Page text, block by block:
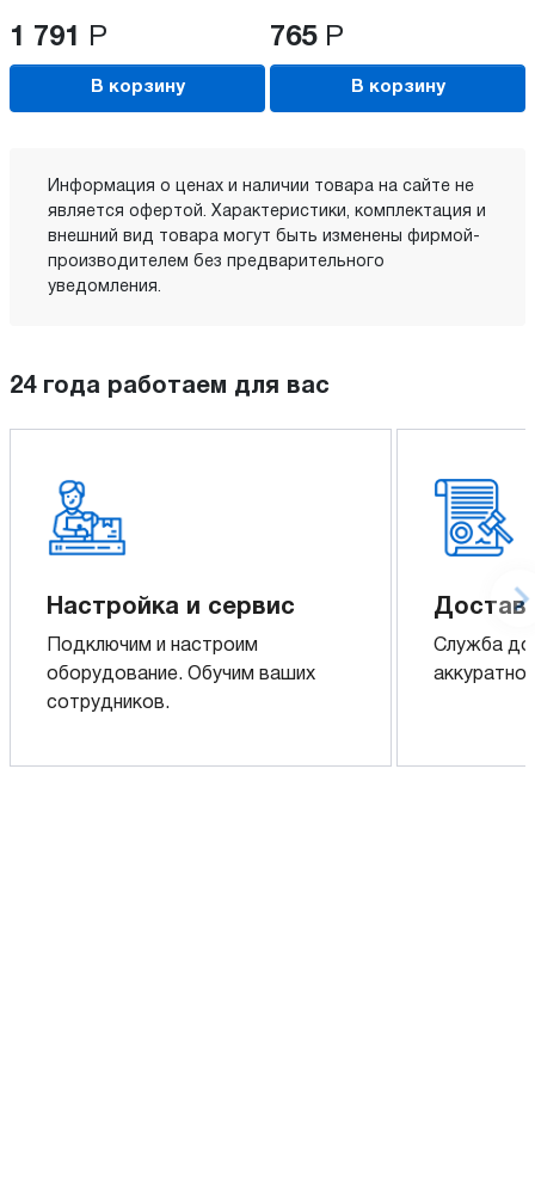
1 791 Р
В корзину
765 Р
В корзину
Информация о ценах и наличии товара на сайте не
является офертой. Характеристики, комплектация и
внешний вид товара могут быть изменены фирмой-
производителем без предварительного
уведомления.
24 года работаем для вас
Настройка и сервис
Подключим и настроим
оборудование. Обучим ваших
сотрудников.
Служба
аккуратно